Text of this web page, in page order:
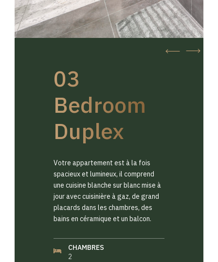
03
Bedroom
Duplex
Votre appartement est à la fois
spacieux et lumineux, il comprend
une cuisine blanche sur blanc mise à
jour avec cuisinière à gaz, de grand
placards dans les chambres, des
bains en céramique et un balcon.
CHAMBRES
2